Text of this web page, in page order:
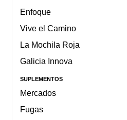
Enfoque
Vive el Camino
La Mochila Roja
Galicia Innova
SUPLEMENTOS
Mercados
Fugas